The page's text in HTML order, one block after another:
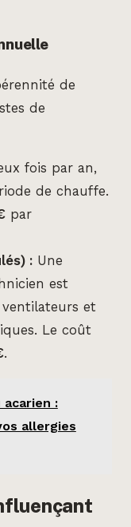
de
de
fois par an,
de chauffe.
par
:Une
est
et
Le coût
.
:
allergies